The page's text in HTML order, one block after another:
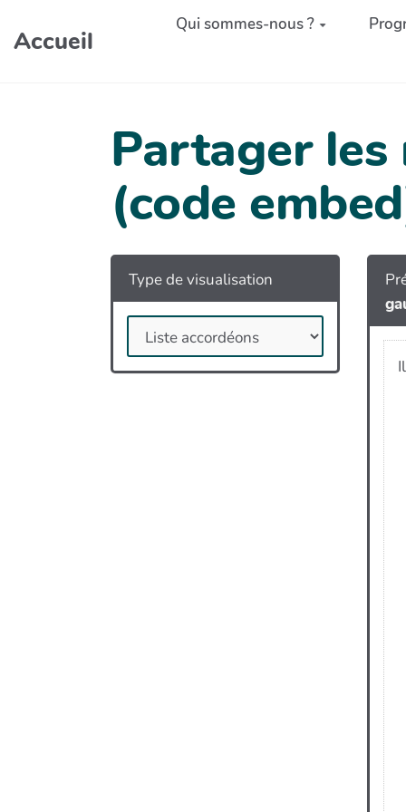
Aller au contenu principal
Accueil
Qui sommes-nous ?
Partager
(code
Type de visualisation